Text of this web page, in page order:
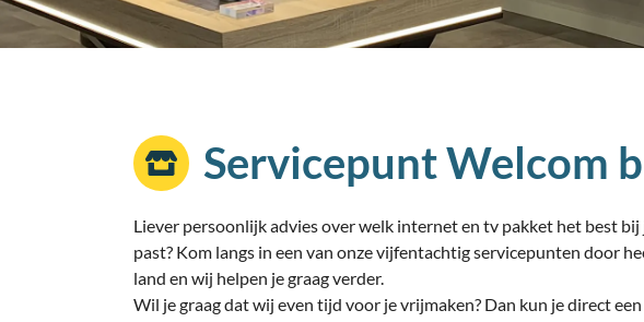
Servicepunt Welcom
Liever persoonlijk advies over welk internet en tv pakket het best bij
past? Kom langs in een van onze vijfentachtig servicepunten door
land en wij helpen je graag verder.
Wil je graag dat wij even tijd voor je vrijmaken? Dan kun je direct een